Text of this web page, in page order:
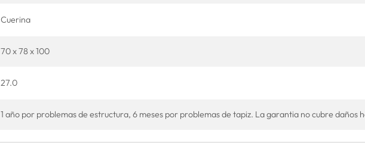
Cuerina
70 x 78 x 100
27.0
1 año por problemas de estructura, 6 meses por problemas de tapiz. La garantia no cubre daños